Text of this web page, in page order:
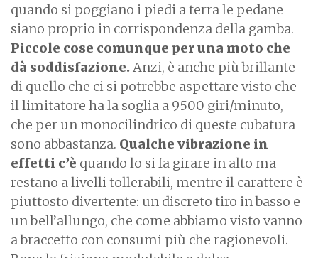
quando si poggiano i piedi a terra le pedane
siano proprio in corrispondenza della gamba.
Piccole cose comunque per una moto che
dà soddisfazione. Anzi, è anche più brillante
di quello che ci si potrebbe aspettare visto che
il limitatore ha la soglia a 9500 giri/minuto,
che per un monocilindrico di queste cubatura
sono abbastanza. Qualche vibrazione in
effetti c’è quando lo si fa girare in alto ma
restano a livelli tollerabili, mentre il carattere è
piuttosto divertente: un discreto tiro in basso e
un bell’allungo, che come abbiamo visto vanno
a braccetto con consumi più che ragionevoli.